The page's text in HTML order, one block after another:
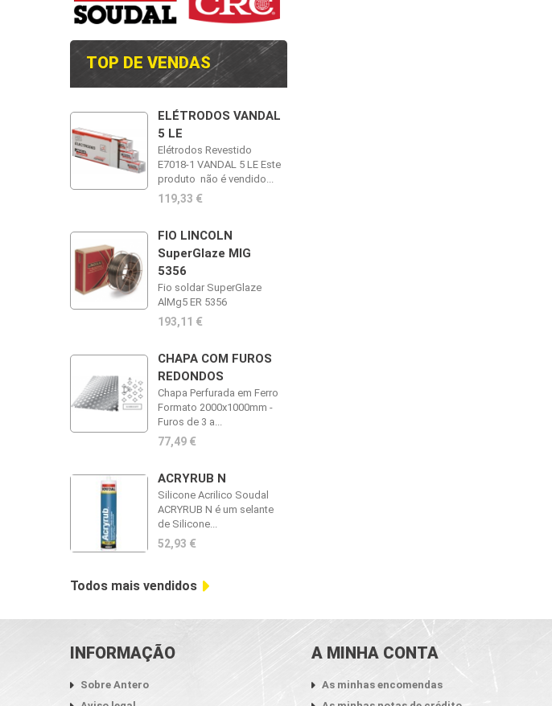
TOP DE VENDAS
ELÉTRODOS VANDAL
5 LE
Elétrodos Revestido
E7018-1 VANDAL 5 LE Este
produto não é vendido...
119,33 €
FIO LINCOLN
SuperGlaze MIG
5356
Fio soldar SuperGlaze
AlMg5 ER 5356
193,11 €
CHAPA COM FUROS
REDONDOS
Chapa Perfurada em Ferro
Formato 2000x1000mm -
Furos de 3 a...
77,49 €
ACRYRUB N
Silicone Acrilico Soudal
ACRYRUB N é um selante
de Silicone...
52,93 €
Todos mais vendidos
INFORMAÇÃO
Sobre Antero
A MINHA CONTA
As minhas encomendas